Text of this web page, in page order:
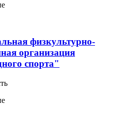
физкультурно-
организация
спорта"